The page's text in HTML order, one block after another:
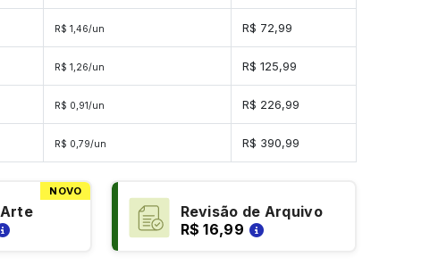
R$ 1,46/un R$ 72,99
R$ 1,26/un R$ 125,99
R$ 0,91/un R$ 226,99
R$ 0,79/un R$ 390,99
NOVO
Revisão de Arquivo
R$ 16,99